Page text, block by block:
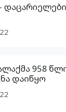
958
დაიწყო